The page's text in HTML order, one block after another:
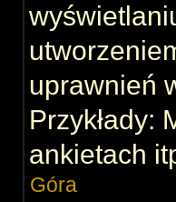
uprawnień
Przykłady:
ankietach
Góra